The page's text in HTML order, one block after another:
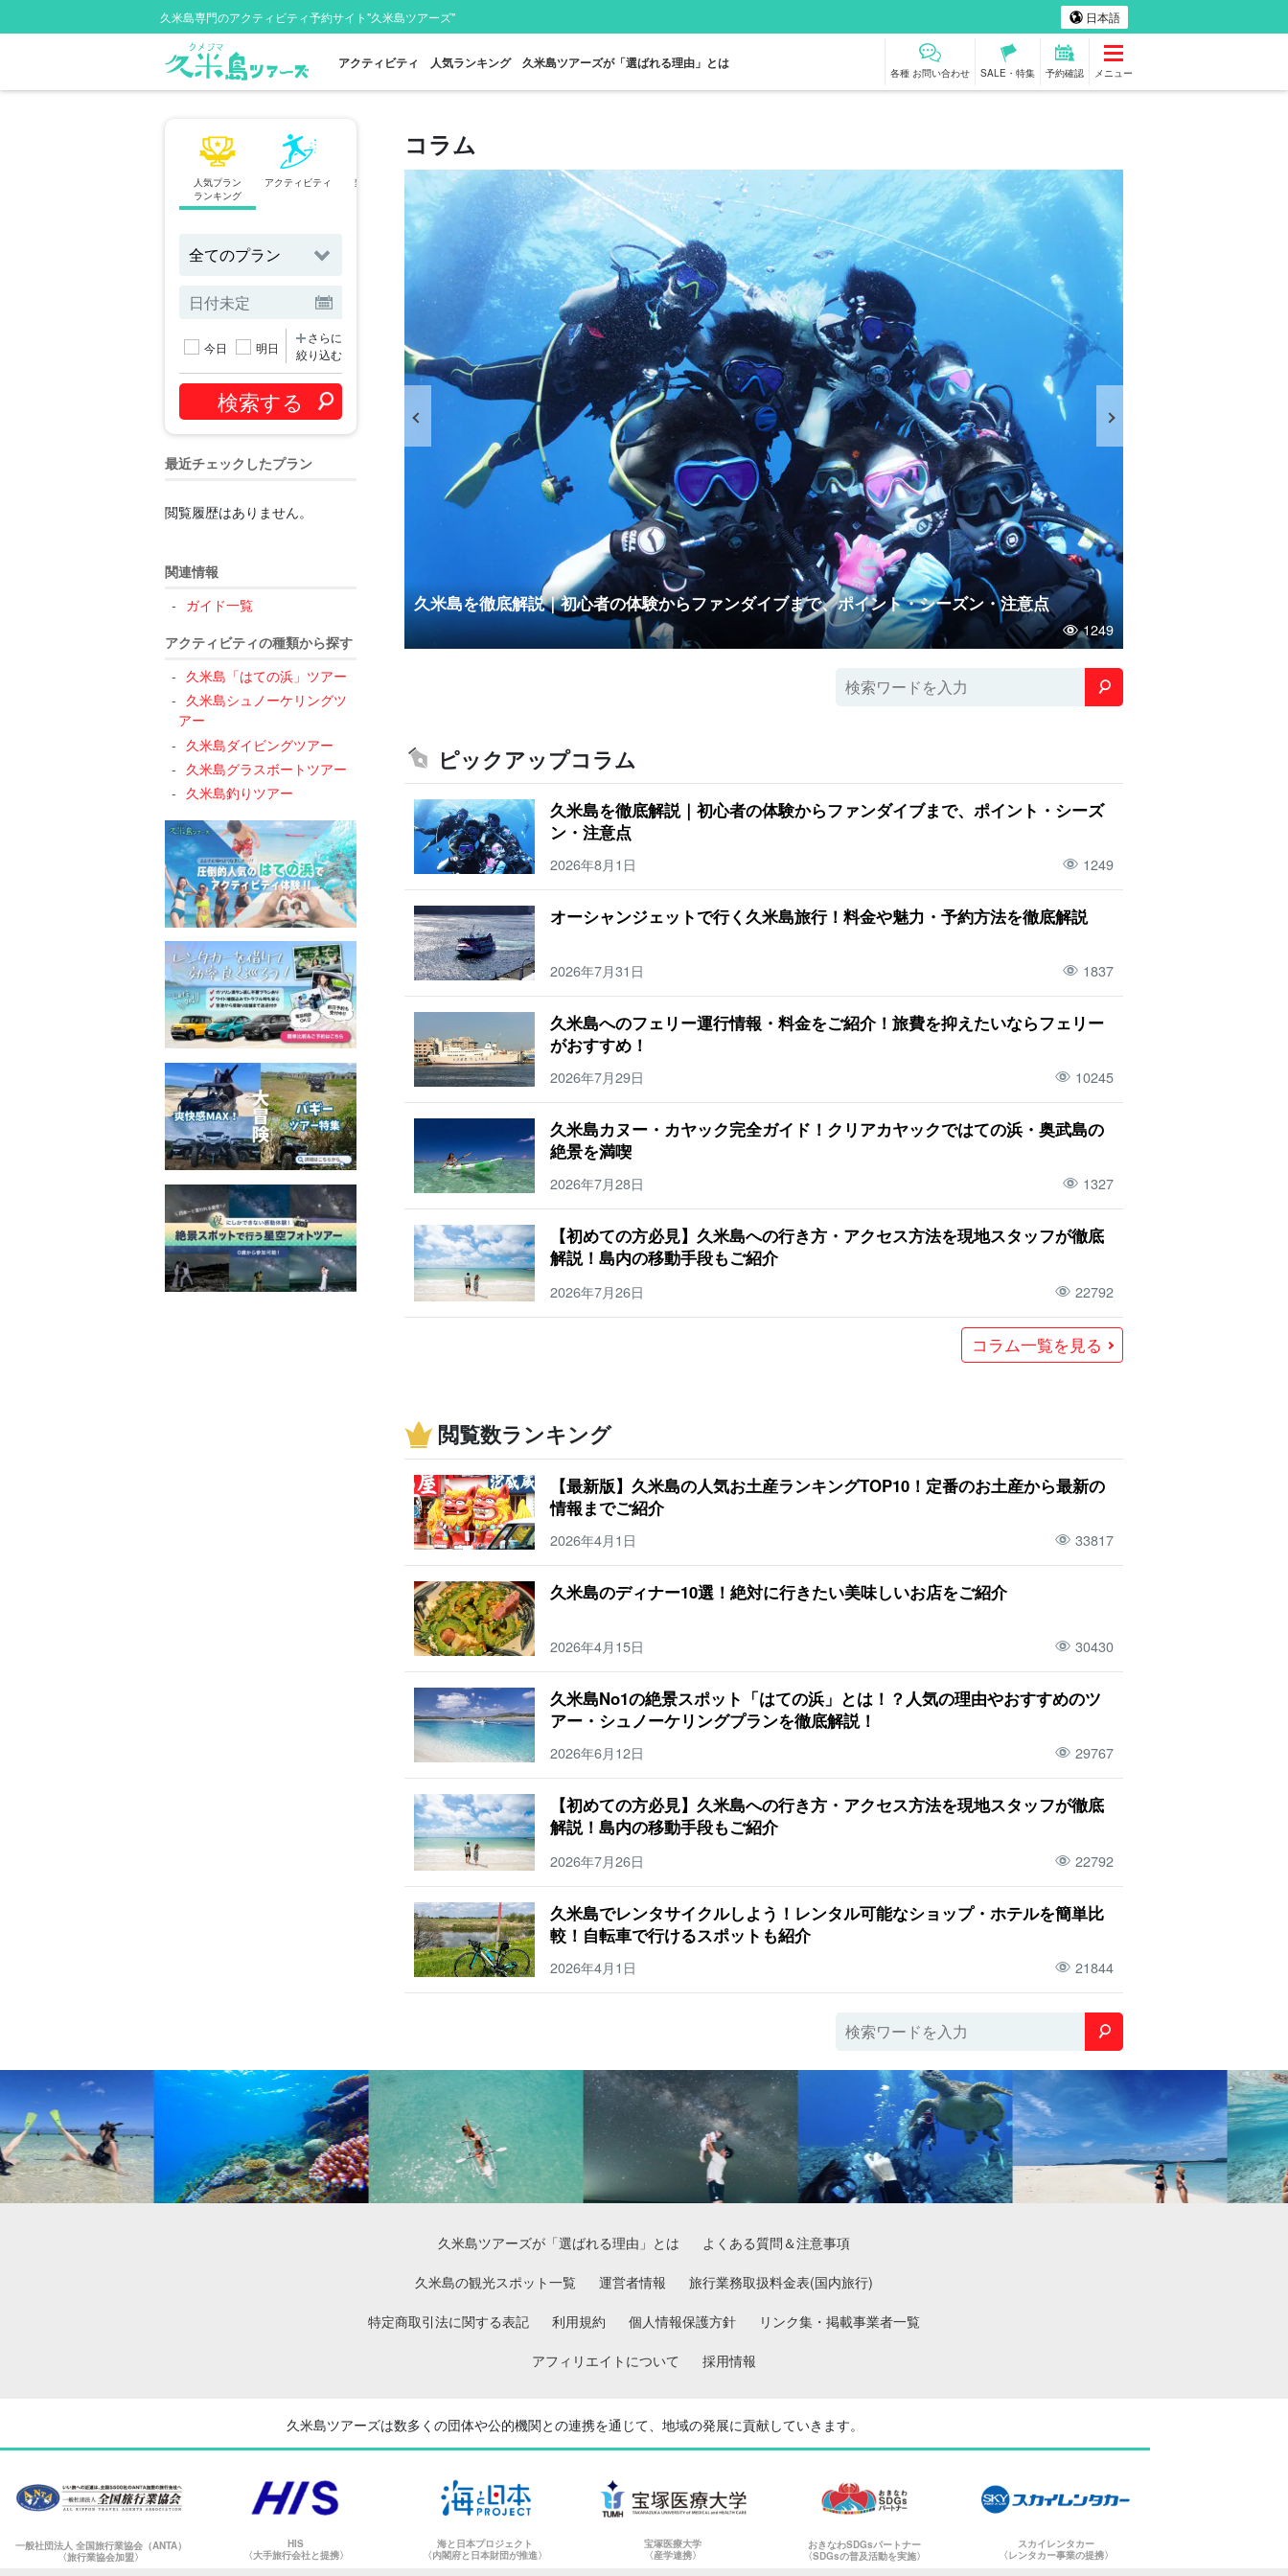
久米島専門のアクティビティ予約サイト"久米島ツアーズ" 日本語
アクティビティ 人気ランキング 久米島ツアーズが「選ばれる理由」とは
各種 お問い合わせ SALE・特集 予約確認 メニュー
人気プラン
ランキング
アクティビティ
当日予約OK
はての浜ツアー
レンタカー
満車注意
星空フォト
ツアー
今日 明日
さらに
絞り込む
最近チェックしたプラン
閲覧履歴はありません。
関連情報
ガイド一覧
アクティビティの種類から探す
久米島「はての浜」ツアー
久米島シュノーケリングツ
アー
久米島ダイビングツアー
久米島グラスボートツアー
久米島釣りツアー
コラム
！旅費を抑えたいならフェリーがおすすめ！ 久米島を徹底解説｜初心者の体験からファンダイブまで、ポイント・シーズン・注意点
1249
ピックアップコラム
久米島を徹底解説｜初心者の体験からファンダイブまで、ポイント・シーズ
ン・注意点
2026年8月1日 1249
オーシャンジェットで行く久米島旅行！料金や魅力・予約方法を徹底解説
2026年7月31日 1837
久米島へのフェリー運行情報・料金をご紹介！旅費を抑えたいならフェリー
がおすすめ！
2026年7月29日 10245
久米島カヌー・カヤック完全ガイド！クリアカヤックではての浜・奥武島の
絶景を満喫
2026年7月28日 1327
【初めての方必見】久米島への行き方・アクセス方法を現地スタッフが徹底
解説！島内の移動手段もご紹介
2026年7月26日 22792
コラム一覧を見る
閲覧数ランキング
【最新版】久米島の人気お土産ランキングTOP10！定番のお土産から最新の
情報までご紹介
2026年4月1日 33817
久米島のディナー10選！絶対に行きたい美味しいお店をご紹介
2026年4月15日 30430
久米島No1の絶景スポット「はての浜」とは！？人気の理由やおすすめのツ
アー・シュノーケリングプランを徹底解説！
2026年6月12日 29767
【初めての方必見】久米島への行き方・アクセス方法を現地スタッフが徹底
解説！島内の移動手段もご紹介
2026年7月26日 22792
久米島でレンタサイクルしよう！レンタル可能なショップ・ホテルを簡単比
較！自転車で行けるスポットも紹介
2026年4月1日 21844
久米島ツアーズが「選ばれる理由」とは
よくある質問＆注意事項
久米島の観光スポット一覧
運営者情報
旅行業務取扱料金表(国内旅行)
特定商取引法に関する表記
利用規約 個人情報保護方針
リンク集・掲載事業者一覧
アフィリエイトについて
採用情報
久米島ツアーズは数多くの団体や公的機関との連携を通じて、地域の発展に貢献していきます。
一般社団法人 全国旅行業協会（ANTA）
〈旅行業協会加盟〉
HIS
〈大手旅行会社と提携〉
海と日本プロジェクト
〈内閣府と日本財団が推進〉
宝塚医療大学
〈産学連携〉
おきなわSDGsパートナー
〈SDGsの普及活動を実施〉
スカイレンタカー
〈レンタカー事業の提携〉